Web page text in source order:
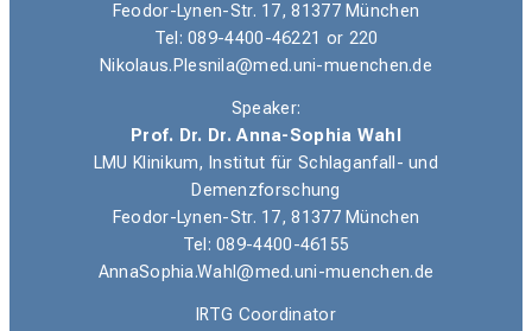
Feodor-Lynen-Str. 17, 81377 München
Tel : 089-4400-46221 or 220
Nikolaus.Plesnila@med.uni-muenchen.de
Speaker:
Prof. Dr. Dr. Anna-Sophia Wahl
LMU Klinikum, Institut für Schlaganfall- und
Demenzforschung
Feodor-Lynen-Str. 17, 81377 München
Tel: 089-4400-46155
AnnaSophia.Wahl@med.uni-muenchen.de
IRTG Coordinator